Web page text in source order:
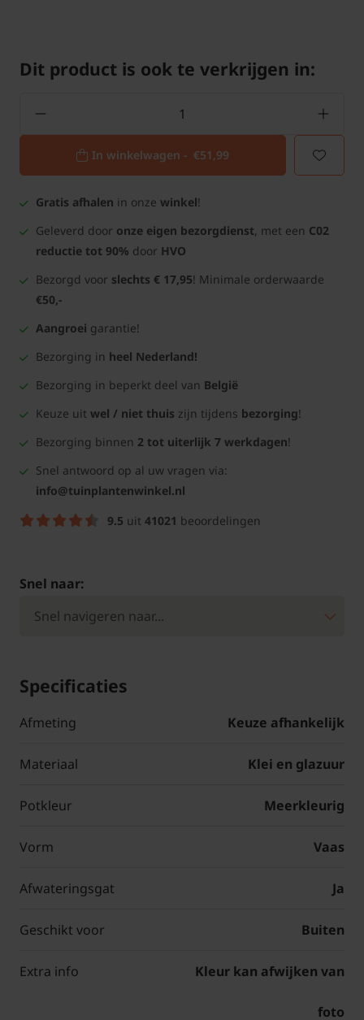
Dit product is ook te verkrijgen in:
In winkelwagen - €51,99
Gratis afhalen in onze winkel!
Geleverd door onze eigen bezorgdienst, met een C02
reductie tot 90% door HVO
Bezorgd voor slechts € 17,95! Minimale orderwaarde
€50,-
Aangroei garantie!
Bezorging in heel Nederland!
Bezorging in beperkt deel van België
Keuze uit wel / niet thuis zijn tijdens bezorging!
Bezorging binnen 2 tot uiterlijk 7 werkdagen!
Snel antwoord op al uw vragen via:
info@tuinplantenwinkel.nl
9.5 uit 41021 beoordelingen
Snel naar:
Specificaties
Afmeting Keuze afhankelijk
Materiaal Klei en glazuur
Potkleur Meerkleurig
Vorm Vaas
Afwateringsgat Ja
Geschikt voor Buiten
Extra info Kleur kan afwijken van
foto